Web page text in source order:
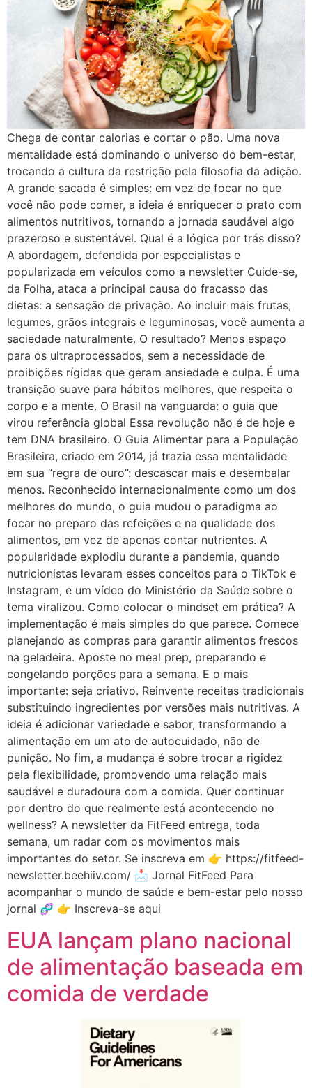
Chega de contar calorias e cortar o pão. Uma nova
mentalidade está dominando o universo do bem-estar,
trocando a cultura da restrição pela filosofia da adição.
A grande sacada é simples: em vez de focar no que
você não pode comer, a ideia é enriquecer o prato com
alimentos nutritivos, tornando a jornada saudável algo
prazeroso e sustentável. Qual é a lógica por trás disso?
A abordagem, defendida por especialistas e
popularizada em veículos como a newsletter Cuide-se,
da Folha, ataca a principal causa do fracasso das
dietas: a sensação de privação. Ao incluir mais frutas,
legumes, grãos integrais e leguminosas, você aumenta a
saciedade naturalmente. O resultado? Menos espaço
para os ultraprocessados, sem a necessidade de
proibições rígidas que geram ansiedade e culpa. É uma
transição suave para hábitos melhores, que respeita o
corpo e a mente. O Brasil na vanguarda: o guia que
virou referência global Essa revolução não é de hoje e
tem DNA brasileiro. O Guia Alimentar para a População
Brasileira, criado em 2014, já trazia essa mentalidade
em sua “regra de ouro”: descascar mais e desembalar
menos. Reconhecido internacionalmente como um dos
melhores do mundo, o guia mudou o paradigma ao
focar no preparo das refeições e na qualidade dos
alimentos, em vez de apenas contar nutrientes. A
popularidade explodiu durante a pandemia, quando
nutricionistas levaram esses conceitos para o TikTok e
Instagram, e um vídeo do Ministério da Saúde sobre o
tema viralizou. Como colocar o mindset em prática? A
implementação é mais simples do que parece. Comece
planejando as compras para garantir alimentos frescos
na geladeira. Aposte no meal prep, preparando e
congelando porções para a semana. E o mais
importante: seja criativo. Reinvente receitas tradicionais
substituindo ingredientes por versões mais nutritivas. A
ideia é adicionar variedade e sabor, transformando a
alimentação em um ato de autocuidado, não de
punição. No fim, a mudança é sobre trocar a rigidez
pela flexibilidade, promovendo uma relação mais
saudável e duradoura com a comida. Quer continuar
por dentro do que realmente está acontecendo no
wellness? A newsletter da FitFeed entrega, toda
semana, um radar com os movimentos mais
importantes do setor. Se inscreva em 👉 https://fitfeed-
newsletter.beehiiv.com/ 📩 Jornal FitFeed Para
acompanhar o mundo de saúde e bem-estar pelo nosso
jornal 🧬 👉 Inscreva-se aqui
EUA lançam plano nacional
de alimentação baseada em
comida de verdade